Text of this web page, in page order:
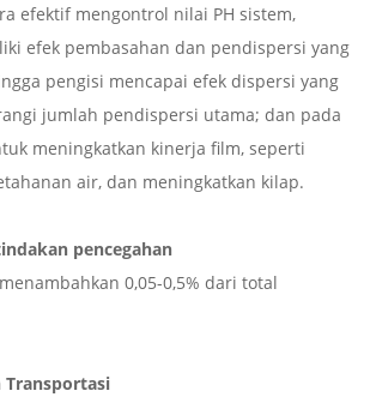
efektif mengontrol nilai PH sistem,
efek pembasahan dan pendispersi yang
pengisi mencapai efek dispersi yang
jumlah pendispersi utama; dan pada
meningkatkan kinerja film, seperti
air, dan meningkatkan kilap.
pencegahan
0,05-0,5% dari total
Transportasi